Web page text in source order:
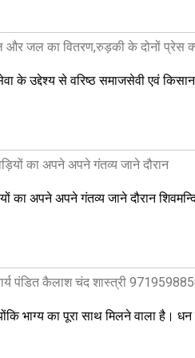
और जल का वितरण,रुड़की के दोनों प्रेस
उद्देश्य से वरिष्ठ समाजसेवी एवं
का अपने अपने गंतव्य जाने दौरान
अपने अपने गंतव्य जाने दौरान
पंडित कैलाश चंद शास्त्री
भाग्य का पूरा साथ मिलने वाला है। धन